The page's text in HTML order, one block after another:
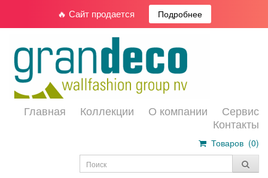
🔥 Сайт продается Подробнее
Главная Коллекции О компании
Сервис
Контакты
Товаров (0)